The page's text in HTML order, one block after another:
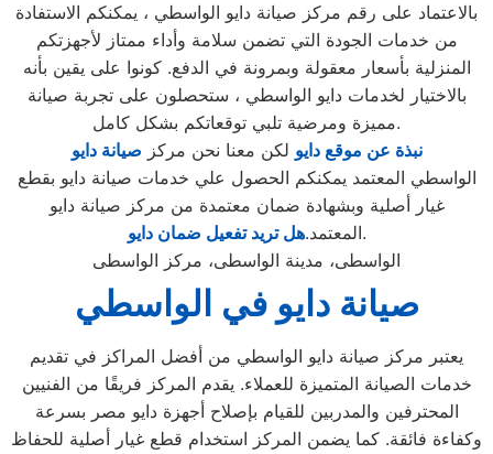
بالاعتماد على رقم مركز صيانة دايو الواسطي ، يمكنكم الاستفادة
من خدمات الجودة التي تضمن سلامة وأداء ممتاز لأجهزتكم
المنزلية بأسعار معقولة وبمرونة في الدفع. كونوا على يقين بأنه
بالاختيار لخدمات دايو الواسطي ، ستحصلون على تجربة صيانة
مميزة ومرضية تلبي توقعاتكم بشكل كامل.
نبذة عن موقع دايو لكن معنا نحن مركز صيانة دايو
الواسطي المعتمد يمكنكم الحصول علي خدمات صيانة دايو بقطع
غيار أصلية وبشهادة ضمان معتمدة من مركز صيانة دايو
المعتمد.هل تريد تفعيل ضمان دايو
.
الواسطى، مدينة الواسطى، مركز الواسطى
صيانة دايو في الواسطي
يعتبر مركز صيانة دايو الواسطي من أفضل المراكز في تقديم
خدمات الصيانة المتميزة للعملاء. يقدم المركز فريقًا من الفنيين
المحترفين والمدربين للقيام بإصلاح أجهزة دايو مصر بسرعة
وكفاءة فائقة. كما يضمن المركز استخدام قطع غيار أصلية للحفاظ